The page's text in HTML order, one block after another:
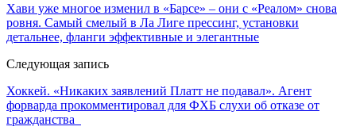
Хави уже многое изменил в «Барсе» – они с «Реалом» снова
ровня. Самый смелый в Ла Лиге прессинг, установки
детальнее, фланги эффективные и элегантные
Следующая запись
Хоккей. «Никаких заявлений Платт не подавал». Агент
форварда прокомментировал для ФХБ слухи об отказе от
гражданства